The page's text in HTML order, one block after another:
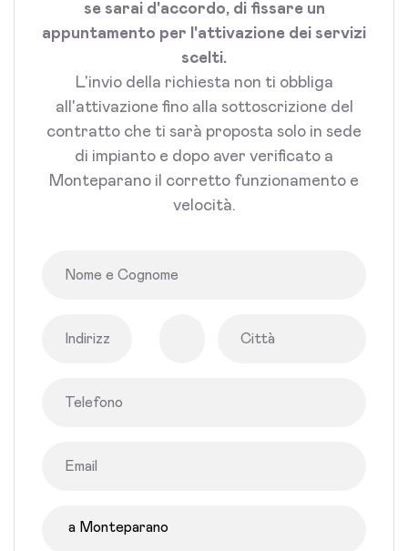
se sarai d'accordo, di fissare un
appuntamento per l'attivazione dei servizi
scelti.
L'invio della richiesta non ti obbliga
all'attivazione fino alla sottoscrizione del
contratto che ti sarà proposta solo in sede
di impianto e dopo aver verificato a
Monteparano il corretto funzionamento e
velocità.